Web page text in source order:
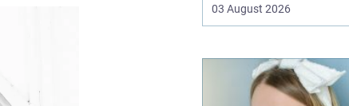
priserne varierer, og det
gennemskue, hvad du
egentlig får for pengene.
Samtidig fylder
03 August 2026